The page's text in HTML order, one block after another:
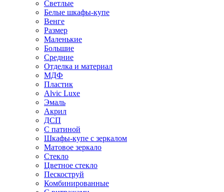
Светлые
Белые шкафы-купе
Венге
Размер
Маленькие
Большие
Средние
Отделка и материал
МДФ
Пластик
Alvic Luxe
Эмаль
Акрил
ДСП
С патиной
Шкафы-купе с зеркалом
Матовое зеркало
Стекло
Цветное стекло
Пескоструй
Комбинированные